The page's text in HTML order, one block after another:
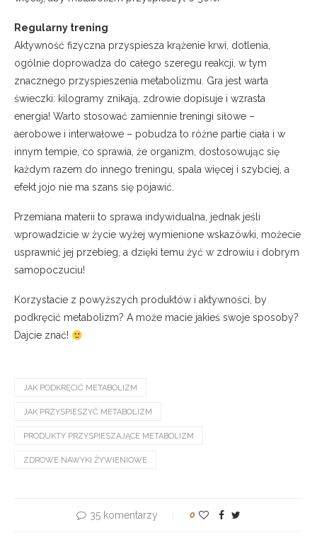
Regularny trening
Aktywność fizyczna przyspiesza krążenie krwi, dotlenia,
ogólnie doprowadza do całego szeregu reakcji, w tym
znacznego przyspieszenia metabolizmu. Gra jest warta
świeczki: kilogramy znikają, zdrowie dopisuje i wzrasta
energia! Warto stosować zamiennie treningi siłowe –
aerobowe i interwałowe – pobudza to różne partie ciała i w
innym tempie, co sprawia, że organizm, dostosowując się
każdym razem do innego treningu, spala więcej i szybciej, a
efekt jojo nie ma szans się pojawić.
Przemiana materii to sprawa indywidualna, jednak jeśli
wprowadzicie w życie wyżej wymienione wskazówki, możecie
usprawnić jej przebieg, a dzięki temu żyć w zdrowiu i dobrym
samopoczuciu!
Korzystacie z powyższych produktów i aktywności, by
podkręcić metabolizm? A może macie jakieś swoje sposoby?
Dajcie znać!
JAK PODKRĘCIĆ METABOLIZM
JAK PRZYSPIESZYĆ METABOLIZM
PRODUKTY PRZYSPIESZAJĄCE METABOLIZM
ZDROWE NAWYKI ŻYWIENIOWE
35 komentarzy 0